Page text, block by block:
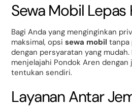
Sewa Mobil Lepas
Bagi Anda yang menginginkan
maksimal, opsisewa mobil tanpa
dengan persyaratan yang
menjelajahi Pondok Aren dengan
tentukan sendiri.
Layanan Antar